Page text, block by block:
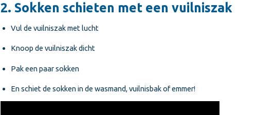
2. Sokken schieten met een vuilniszak
Vul de vuilniszak met lucht
Knoop de vuilniszak dicht
Pak een paar sokken
En schiet de sokken in de wasmand, vuilnisbak of emmer!